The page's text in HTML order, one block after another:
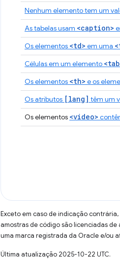
Nenhum elemento tem um
As tabelas usam <caption>
Os elementos <td> em uma
Células em um elemento
Os elementos <th> e os
Os atributos [lang] têm um
Os elementos <video>
Exceto em caso de indicação
amostras de código são licenciadas de
uma marca registrada da Oracle e/ou
Última atualização 2025-10-22 UTC.